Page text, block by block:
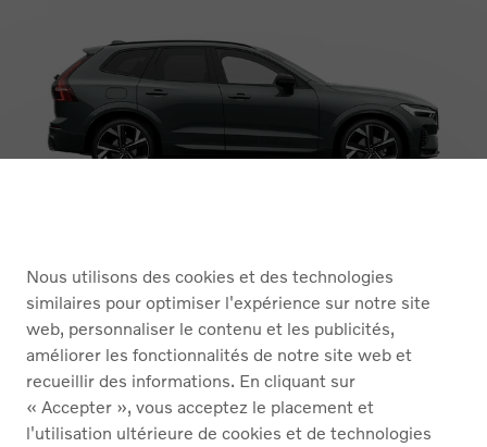
Volvo XC60
Plus d'info|Réservez un essai
Nous utilisons des cookies et des technologies
similaires pour optimiser l'expérience sur notre site
web, personnaliser le contenu et les publicités,
améliorer les fonctionnalités de notre site web et
recueillir des informations. En cliquant sur
« Accepter », vous acceptez le placement et
l'utilisation ultérieure de cookies et de technologies